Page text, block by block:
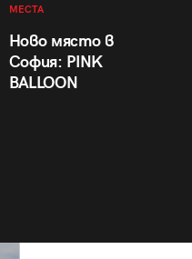
МЕСТА
Ново място в
София: PINK
BALLOON